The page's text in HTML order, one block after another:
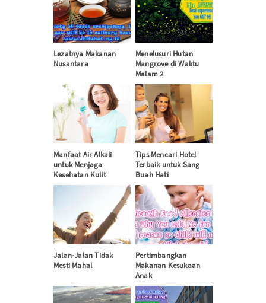
Lezatnya Makanan
Nusantara
Menelusuri Hutan
Mangrove di Waktu
Malam 2
Manfaat Air Alkali
untuk Menjaga
Kesehatan Kulit
Tips Mencari Hotel
Terbaik untuk Sang
Buah Hati
Jalan-Jalan Tidak
Mesti Mahal
Pertimbangkan
Makanan Kesukaan
Anak